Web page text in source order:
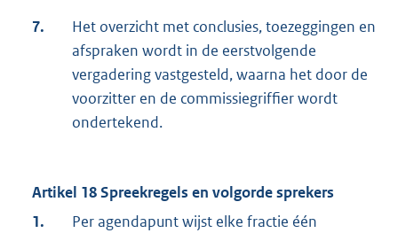
7.
Het overzicht met conclusies, toezeggingen en
afspraken wordt in de eerstvolgende
vergadering vastgesteld, waarna het door de
voorzitter en de commissiegriffier wordt
ondertekend.
Artikel 18 Spreekregels en volgorde sprekers
1.
Per agendapunt wijst elke fractie één